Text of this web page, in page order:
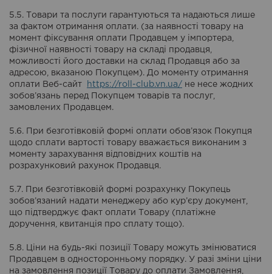
5.5. Товари та послуги гарантуються та надаються лише
за фактом отримання оплати. (за наявності товару на
момент фіксування оплати Продавцем у імпортера,
фізичної наявності товару на складі продавця,
можливості його доставки на склад Продавця або за
адресою, вказаною Покупцем). До моменту отримання
оплати Веб-сайт
https://roll-club.vn.ua/ не несе жодних
зобов’язань перед Покупцем товарів та послуг,
замовлених Продавцем.
5.6. При безготівковій формі оплати обов’язок Покупця
щодо сплати вартості товару вважається виконаним з
моменту зарахування відповідних коштів на
розрахунковий рахунок Продавця.
5.7. При безготівковій формі розрахунку Покупець
зобов’язаний надати менеджеру або кур’єру документ,
що підтверджує факт оплати Товару (платіжне
доручення, квитанція про сплату тощо).
5.8. Ціни на будь-які позиції Товару можуть змінюватися
Продавцем в односторонньому порядку. У разі зміни ціни
на замовлення позиції Товару до оплати Замовлення,